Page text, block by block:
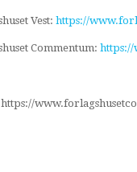
Vest: https://
Commentum: https://